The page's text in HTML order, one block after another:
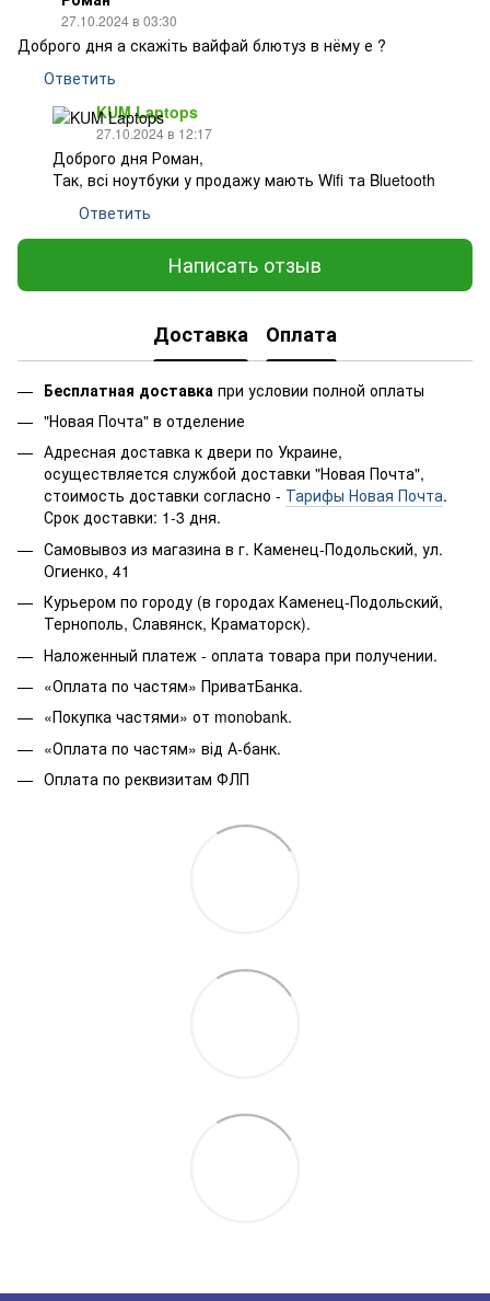
27.10.2024 в 03:30
Доброго дня а скажіть вайфай блютуз в нёму е ?
Ответить
KUM Laptops
27.10.2024 в 12:17
Доброго дня Роман,
Так, всі ноутбуки у продажу мають Wifi та Bluetooth
Ответить
Написать отзыв
Доставка Оплата
Бесплатная доставка при условии полной оплаты
"Новая Почта" в отделение
Адресная доставка к двери по Украине,
осуществляется службой доставки "Новая Почта",
стоимость доставки согласно - Тарифы Новая Почта.
Срок доставки: 1-3 дня.
Самовывоз из магазина в г. Каменец-Подольский, ул.
Огиенко, 41
Курьером по городу (в городах Каменец-Подольский,
Тернополь, Славянск, Краматорск).
Наложенный платеж - оплата товара при получении.
«Оплата по частям» ПриватБанка.
«Покупка частями» от monobank.
«Оплата по частям» від А-банк.
Оплата по реквизитам ФЛП